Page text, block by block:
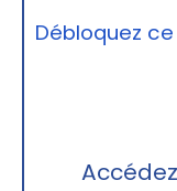
Débloquez